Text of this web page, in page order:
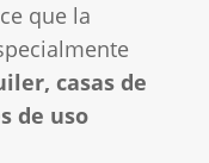
que la
casas de
de uso